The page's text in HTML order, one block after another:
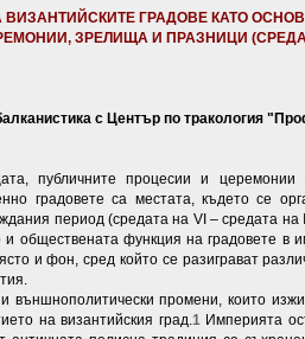
В ИЗАНТИЙСКИТЕ ГРАДОВЕ КАТО
ЗРЕЛИЩА И ПРАЗНИЦИ
с Център по тракология
публичните процесии и
градовете са местата, където се
период (средата на VI – средата
и обществената функция на градовете в
и фон, сред който се разиграват
външнополитически промени, които
на византийския град.1Империята